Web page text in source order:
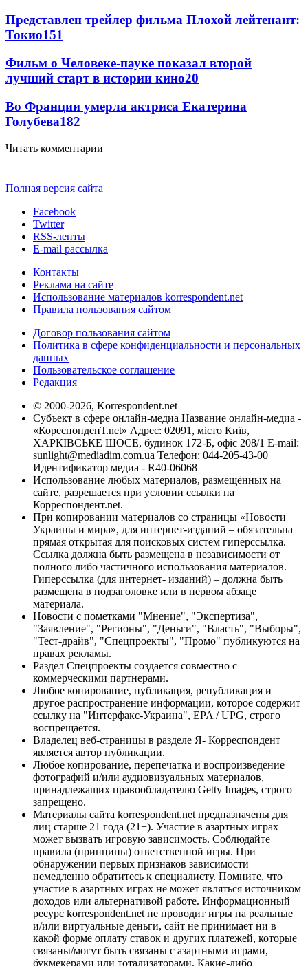
Представлен трейлер фильма Плохой лейтенант:
Токио151
Фильм о Человеке-пауке показал второй
лучший старт в истории кино20
Во Франции умерла актриса Екатерина
Голубева182
Читать комментарии
Полная версия сайта
Facebook
Twitter
RSS-ленты
E-mail рассылка
Контакты
Реклама на сайте
Использование материалов korrespondent.net
Правила пользования сайтом
Договор пользования сайтом
Политика в сфере конфиденциальности и персональных
данных
Пользовательское соглашение
Редакция
© 2000-2026, Korrespondent.net
Субъект в сфере онлайн-медиа Название онлайн-медиа -
«КореспонденТ.net» Адрес: 02091, місто Київ,
ХАРКІВСЬКЕ ШОСЕ, будинок 172-Б, офіс 208/1 E-mail:
sunlight@mediadim.com.ua Телефон: 044-205-43-00
Идентификатор медиа - R40-06068
Использование любых материалов, размещённых на
сайте, разрешается при условии ссылки на
Корреспондент.net.
При копировании материалов со страницы «Новости
Украины и мира», для интернет-изданий – обязательна
прямая открытая для поисковых систем гиперссылка.
Ссылка должна быть размещена в независимости от
полного либо частичного использования материалов.
Гиперссылка (для интернет- изданий) – должна быть
размещена в подзаголовке или в первом абзаце
материала.
Новости с пометками "Мнение", "Экспертиза",
"Заявление", "Регионы", "Деньги", "Власть", "Выборы",
"Тест-драйв", "Спецпроекты", "Промо" публикуются на
правах рекламы.
Раздел Спецпроекты создается совместно с
коммерческими партнерами.
Любое копирование, публикация, републикация и
другое распространение информации, которое содержит
ссылку на "Интерфакс-Украина", EPA / UPG, строго
воспрещается.
Владелец веб-страницы в разделе Я- Корреспондент
является автор публикации.
Любое копирование, перепечатка и воспроизведение
фотографий и/или аудиовизуальных материалов,
принадлежащих правообладателю Getty Images, строго
запрещено.
Материалы сайта korrespondent.net предназначены для
лиц старше 21 года (21+). Участие в азартных играх
может вызвать игровую зависимость. Соблюдайте
правила (принципы) ответственной игры. При
обнаружении первых признаков зависимости
немедленно обратитесь к специалисту. Помните, что
участие в азартных играх не может являться источником
доходов или альтернативой работе. Информационный
ресурс korrespondent.net не проводит игры на реальные
и/или виртуальные деньги, сайт не принимает ни в
какой форме оплату ставок и других платежей, которые
связаны/могут быть связаны с азартными играми,
букмекерами или тотализаторами. Какие-либо